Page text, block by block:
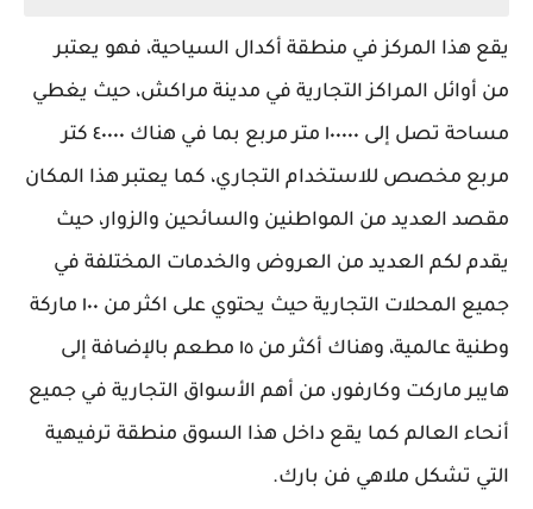
يقع هذا المركز في منطقة أكدال السياحية، فهو يعتبر
من أوائل المراكز التجارية في مدينة مراكش، حيث يغطي
مساحة تصل إلى ١٠٠٠٠٠ متر مربع بما في هناك ٤٠٠٠٠ كتر
مربع مخصص للاستخدام التجاري، كما يعتبر هذا المكان
مقصد العديد من المواطنين والسائحين والزوار، حيث
يقدم لكم العديد من العروض والخدمات المختلفة في
جميع المحلات التجارية حيث يحتوي على اكثر من ١٠٠ ماركة
وطنية عالمية، وهناك أكثر من ١٥ مطعم بالإضافة إلى
هايبر ماركت وكارفور، من أهم الأسواق التجارية في جميع
أنحاء العالم كما يقع داخل هذا السوق منطقة ترفيهية
التي تشكل ملاهي فن بارك.